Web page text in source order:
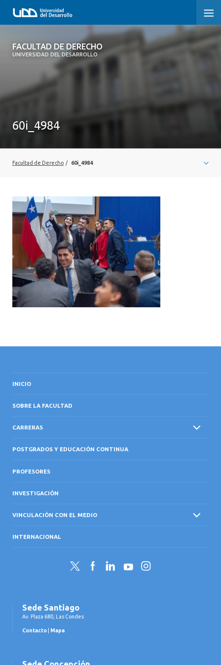
FACULTAD DE DERECHO
UNIVERSIDAD DEL DESARROLLO
FACULTAD DE DERECHO
SOBRE LA FACULTAD
VINCULACIÓN CON EL MEDIO
INTERNACIONAL
60i_4984
Facultad de Derecho / 60i_4984
INICIO
SOBRE LA FACULTAD
CARRERAS
POSTGRADOS Y EDUCACIÓN CONTINUA
PROFESORES
INVESTIGACIÓN
VINCULACIÓN CON EL MEDIO
INTERNACIONAL
Twitter FacebookLinkedInYouTubeInstagram
Sede Santiago
Av. Plaza 680, Las Condes
Contacto Mapa